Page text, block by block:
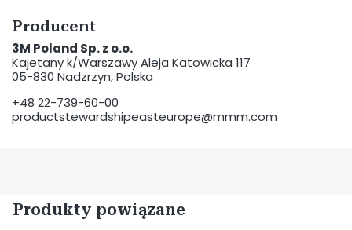
Producent
3M Poland Sp. z o.o.
Kajetany k/Warszawy Aleja Katowicka 117
05-830 Nadzrzyn, Polska
+48 22-739-60-00
productstewardshipeasteurope@mmm.com
Produkty powiązane